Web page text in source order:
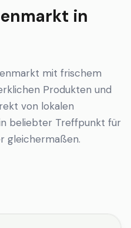
in
mit frischem
Produkten und
von lokalen
beliebter Treffpunkt für
gleichermaßen.